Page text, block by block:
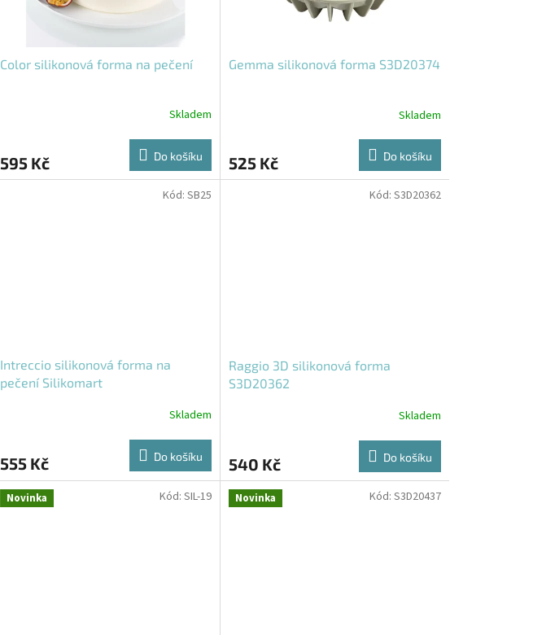
Color silikonová forma na pečení
Skladem
595 Kč Do košíku
Gemma silikonová forma S3D20374
Skladem
525 Kč Do košíku
Intreccio silikonová forma na
pečení Silikomart
Skladem
555 Kč Do košíku
Kód: SB25
Raggio 3D silikonová forma
S3D20362
Skladem
540 Kč Do košíku
Kód: S3D20362
Novinka Kód: SIL-19 Novinka Kód: S3D20437